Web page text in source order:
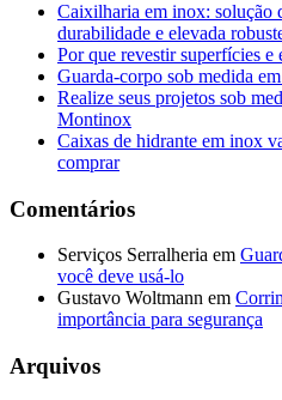
Caixilharia em inox: solução
durabilidade e elevada
Por que revestir superfícies e
Guarda-corpo sob medida
Realize seus projetos sob
Montinox
Caixas de hidrante em inox
comprar
Comentários
Serviços Serralheria em
você deve usá-lo
Gustavo Woltmann em
importância para segurança
Arquivos